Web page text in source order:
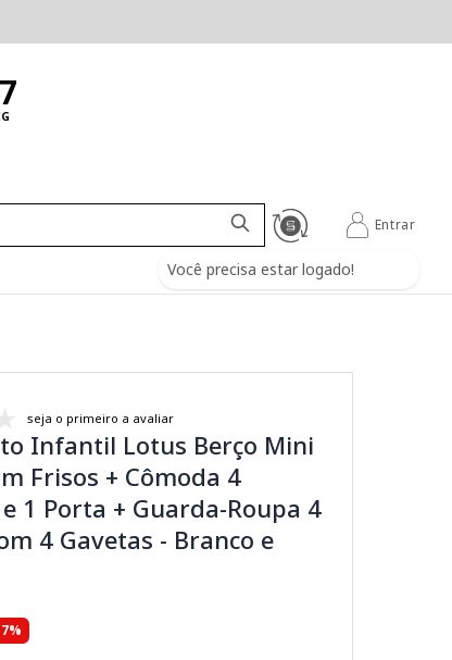
Você precisa estar logado!
Entrar
seja o primeiro a avaliar
Infantil Lotus Berço Mini
Frisos + Cômoda 4
1 Porta + Guarda-Roupa 4
4 Gavetas - Branco e